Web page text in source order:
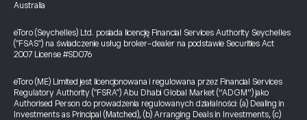
Australia
eToro (Seychelles) Ltd. posiada licencję Financial Services Authority Seychelles
("FSAS") na świadczenie usług broker-dealer na podstawie Securities Act
2007 License #SD076
eToro (ME) Limited jest licencjonowana i regulowana przez Financial Services
Regulatory Authority ("FSRA") Abu Dhabi Global Market (“ADGM”) jako
Authorised Person do prowadzenia regulowanych działalności: (a) Dealing in
Investments as Principal (Matched), (b) Arranging Deals in Investments, (c)